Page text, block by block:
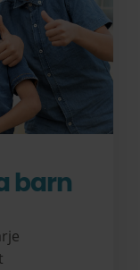
barn